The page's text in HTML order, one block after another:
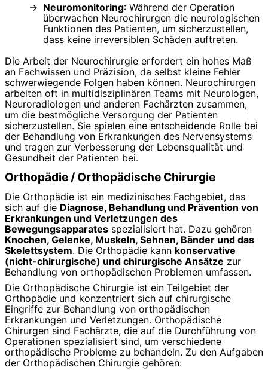
Neuromonitoring: Während der Operation
überwachen Neurochirurgen die neurologischen
Funktionen des Patienten, um sicherzustellen,
dass keine irreversiblen Schäden auftreten.
Die Arbeit der Neurochirurgie erfordert ein hohes Maß
an Fachwissen und Präzision, da selbst kleine Fehler
schwerwiegende Folgen haben können. Neurochirurgen
arbeiten oft in multidisziplinären Teams mit Neurologen,
Neuroradiologen und anderen Fachärzten zusammen,
um die bestmögliche Versorgung der Patienten
sicherzustellen. Sie spielen eine entscheidende Rolle bei
der Behandlung von Erkrankungen des Nervensystems
und tragen zur Verbesserung der Lebensqualität und
Gesundheit der Patienten bei.
Orthopädie / Orthopädische Chirurgie
Die Orthopädie ist ein medizinisches Fachgebiet, das
sich auf die Diagnose, Behandlung und Prävention von
Erkrankungen und Verletzungen des
Bewegungsapparates spezialisiert hat. Dazu gehören
Knochen, Gelenke, Muskeln, Sehnen, Bänder und das
Skelettsystem. Die Orthopädie kann konservative
(nicht-chirurgische) und chirurgische Ansätze zur
Behandlung von orthopädischen Problemen umfassen.
Die Orthopädische Chirurgie ist ein Teilgebiet der
Orthopädie und konzentriert sich auf chirurgische
Eingriffe zur Behandlung von orthopädischen
Erkrankungen und Verletzungen. Orthopädische
Chirurgen sind Fachärzte, die auf die Durchführung von
Operationen spezialisiert sind, um verschiedene
orthopädische Probleme zu behandeln. Zu den Aufgaben
der Orthopädischen Chirurgie gehören: